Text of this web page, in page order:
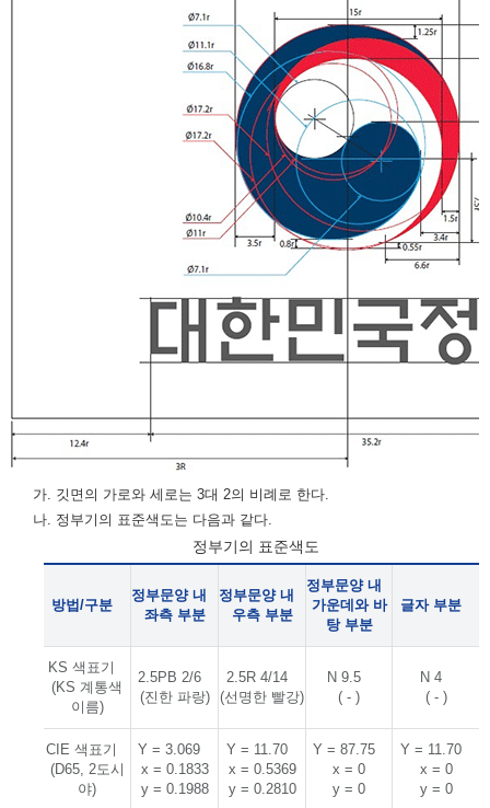
가. 깃면의 가로와 세로는 3대 2의 비례로 한다.
나. 정부기의 표준색도는 다음과 같다.
정부기의 표준색도
방법/구분
정부문양 내
좌측 부분
정부문양 내
우측 부분
정부문양 내
가운데와 바
탕 부분
글자 부분
KS 색표기
(KS 계통색
이름)
2.5PB 2/6
(진한 파랑)
2.5R 4/14
(선명한 빨강)
N 9.5
( - )
N 4
( - )
CIE 색표기
(D65, 2도시
야)
Y = 3.069
x = 0.1833
y = 0.1988
Y = 11.70
x = 0.5369
y = 0.2810
Y = 87.75
x = 0
y = 0
Y = 11.70
x = 0
y = 0